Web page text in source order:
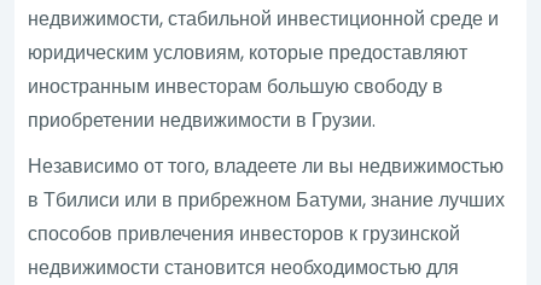
недвижимости, стабильной инвестиционной среде и
юридическим условиям, которые предоставляют
иностранным инвесторам большую свободу в
приобретении недвижимости в Грузии.
Независимо от того, владеете ли вы недвижимостью
в Тбилиси или в прибрежном Батуми, знание лучших
способов привлечения инвесторов к грузинской
недвижимости становится необходимостью для